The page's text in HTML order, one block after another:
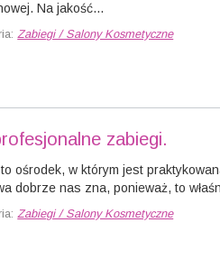
Na jakość...
Zabiegi / Salony Kosmetyczne
zabiegi.
ośrodek, w którym jest
dobrze nas zna, ponieważ, to
Zabiegi / Salony Kosmetyczne